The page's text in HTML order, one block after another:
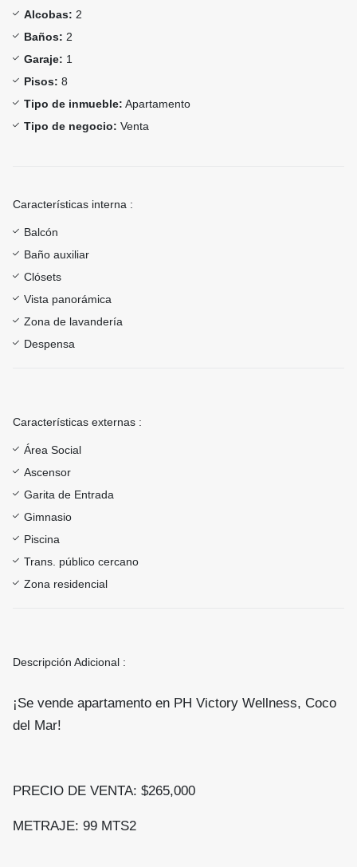
Alcobas: 2
Baños: 2
Garaje: 1
Pisos: 8
Tipo de inmueble: Apartamento
Tipo de negocio: Venta
Características interna :
Balcón
Baño auxiliar
Clósets
Vista panorámica
Zona de lavandería
Despensa
Características externas :
Área Social
Ascensor
Garita de Entrada
Gimnasio
Piscina
Trans. público cercano
Zona residencial
Descripción Adicional :
¡Se vende apartamento en PH Victory Wellness, Coco
del Mar!
PRECIO DE VENTA: $265,000
METRAJE: 99 MTS2